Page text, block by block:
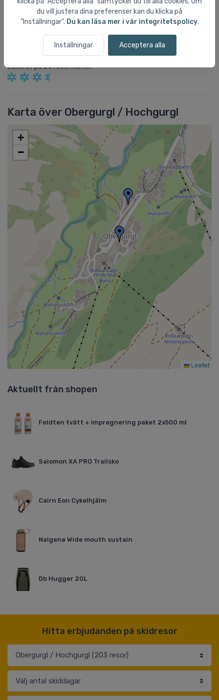
du vill justera dina preferenser kan du klicka på
”Inställningar”. Du kan läsa mer i vår integritetspolicy.
Inställningar Acceptera alla
0,00
Obergurgl / Hochgurglhar en totalpoäng på3,59stjärnor av
Baserat på20recensioner.
Karta över Obergurgl / Hochgurgl
+
−
Leaflet
Aktuellt från shopen
Feldten tvätt + impregnering paket 2x500 ml
Salomon XA PRO Trailsko
Cairn Eon Cykelhjälm
Nalgene Wide mouth sustain
Db Hugger 20L
Hitta erbjudanden på skidresor